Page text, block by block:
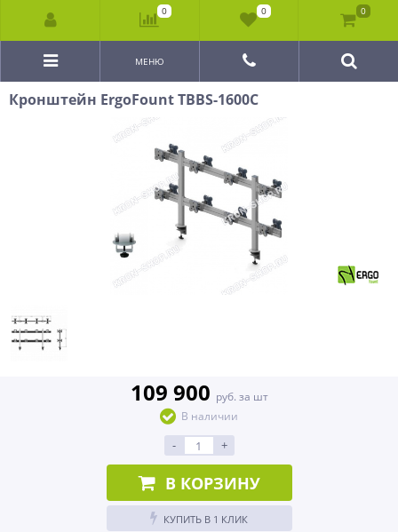
МЕНЮ
Кронштейн ErgoFount TBBS-1600C
109 900 руб. за шт
В наличии
- +
В КОРЗИНУ
КУПИТЬ В 1 КЛИК
0 0 0